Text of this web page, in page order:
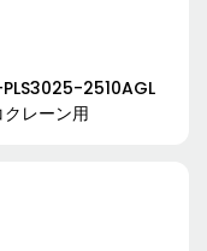
2510AGL
レーン用